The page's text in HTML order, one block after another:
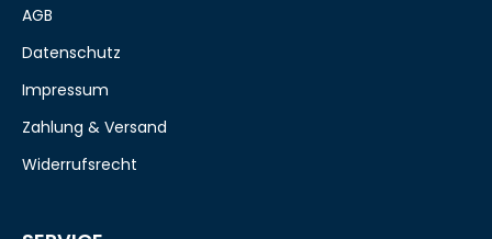
AGB
Datenschutz
Impressum
Zahlung & Versand
Widerrufsrecht